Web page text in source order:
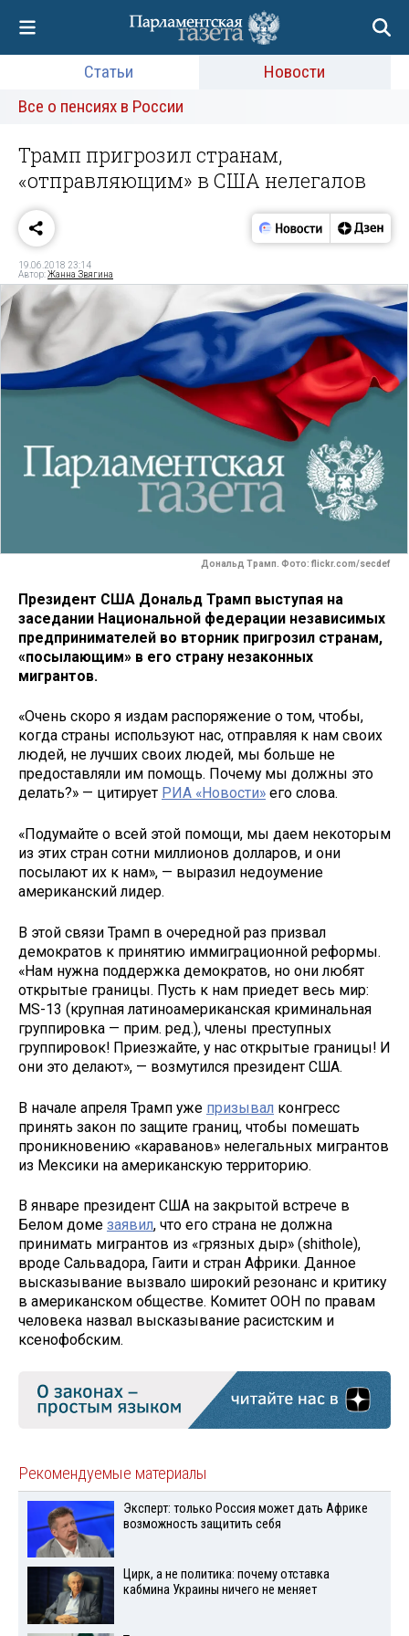
Статьи
Новости
Все о пенсиях в России
Трамп пригрозил странам,
«отправляющим» в США нелегалов
19.06.2018 23:14
Автор:Жанна Звягина
Дональд Трамп. Фото: flickr.com/secdef
Президент США Дональд Трамп выступая на
заседании Национальной федерации независимых
предпринимателей во вторник пригрозил странам,
«посылающим» в его страну незаконных
мигрантов.
«Очень скоро я издам распоряжение о том, чтобы,
когда страны используют нас, отправляя к нам своих
людей, не лучших своих людей, мы больше не
предоставляли им помощь. Почему мы должны это
делать?» — цитирует РИА «Новости» его слова.
«Подумайте о всей этой помощи, мы даем некоторым
из этих стран сотни миллионов долларов, и они
посылают их к нам», — выразил недоумение
американский лидер.
В этой связи Трамп в очередной раз призвал
демократов к принятию иммиграционной реформы.
«Нам нужна поддержка демократов, но они любят
открытые границы. Пусть к нам приедет весь мир:
MS-13 (крупная латиноамериканская криминальная
группировка — прим. ред.), члены преступных
группировок! Приезжайте, у нас открытые границы! И
они это делают», — возмутился президент США.
В начале апреля Трамп уже призывал конгресс
принять закон по защите границ, чтобы помешать
проникновению «караванов» нелегальных мигрантов
из Мексики на американскую территорию.
В январе президент США на закрытой встрече в
Белом доме заявил, что его страна не должна
принимать мигрантов из «грязных дыр» (shithole),
вроде Сальвадора, Гаити и стран Африки. Данное
высказывание вызвало широкий резонанс и критику
в американском обществе. Комитет ООН по правам
человека назвал высказывание расистским и
ксенофобским.
Рекомендуемые материалы
Эксперт: только Россия может дать Африке
возможность защитить себя
Цирк, а не политика: почему отставка
кабмина Украины ничего не меняет